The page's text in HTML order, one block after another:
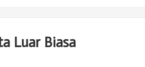
Luar Biasa